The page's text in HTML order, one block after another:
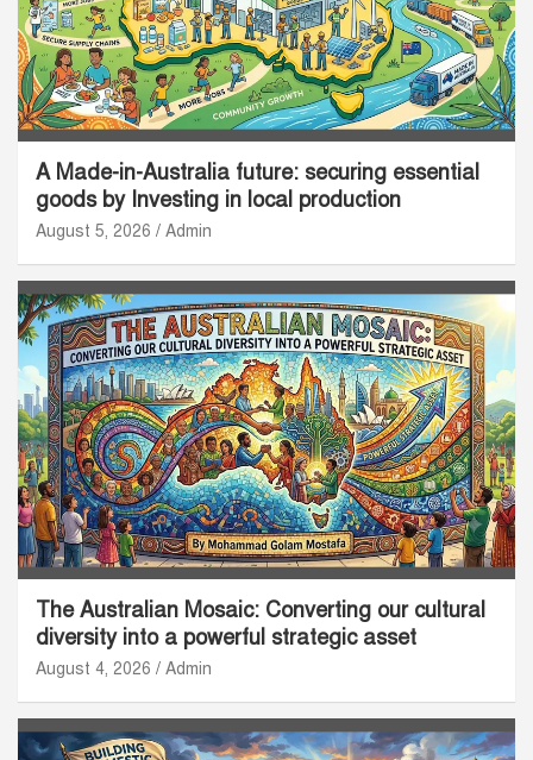
A Made-in-Australia future: securing essential
goods by Investing in local production
August 5, 2026 Admin
The Australian Mosaic: Converting our cultural
diversity into a powerful strategic asset
August 4, 2026 Admin